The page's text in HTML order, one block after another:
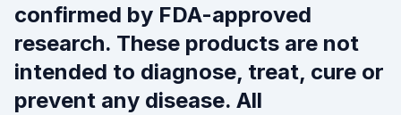
confirmed by FDA-approved
research. These products are not
intended to diagnose, treat, cure or
prevent any disease. All